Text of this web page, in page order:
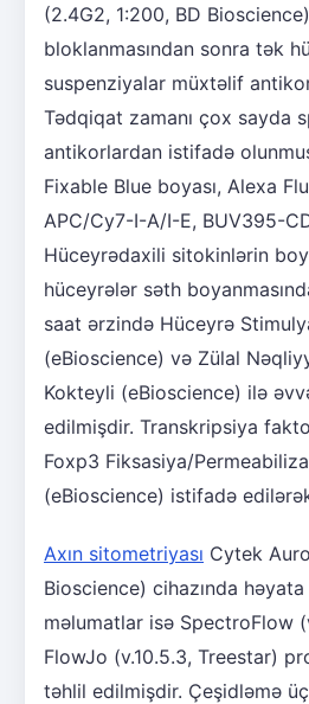
(2.4G2, 1:200, BD
bloklanmasından sonra tək
suspenziyalar müxtəlif
Tədqiqat zamanı çox sayda
antikorlardan istifadə
Fixable Blue boyası, Alexa
APC/Cy7-I-A/I-E, BUV395-
Hüceyrədaxili sitokinlərin
hüceyrələr səth
saat ərzində Hüceyrə
(eBioscience) və Zülal
Kokteyli (eBioscience) ilə
edilmişdir. Transkripsiya
Foxp3 Fiksasiya/
(eBioscience) istifadə edilərək
Axın sitometriyası Cytek
Bioscience) cihazında
məlumatlar isə SpectroFlow
FlowJo (v.10.5.3, Treestar)
təhlil edilmişdir. Çeşidləmə